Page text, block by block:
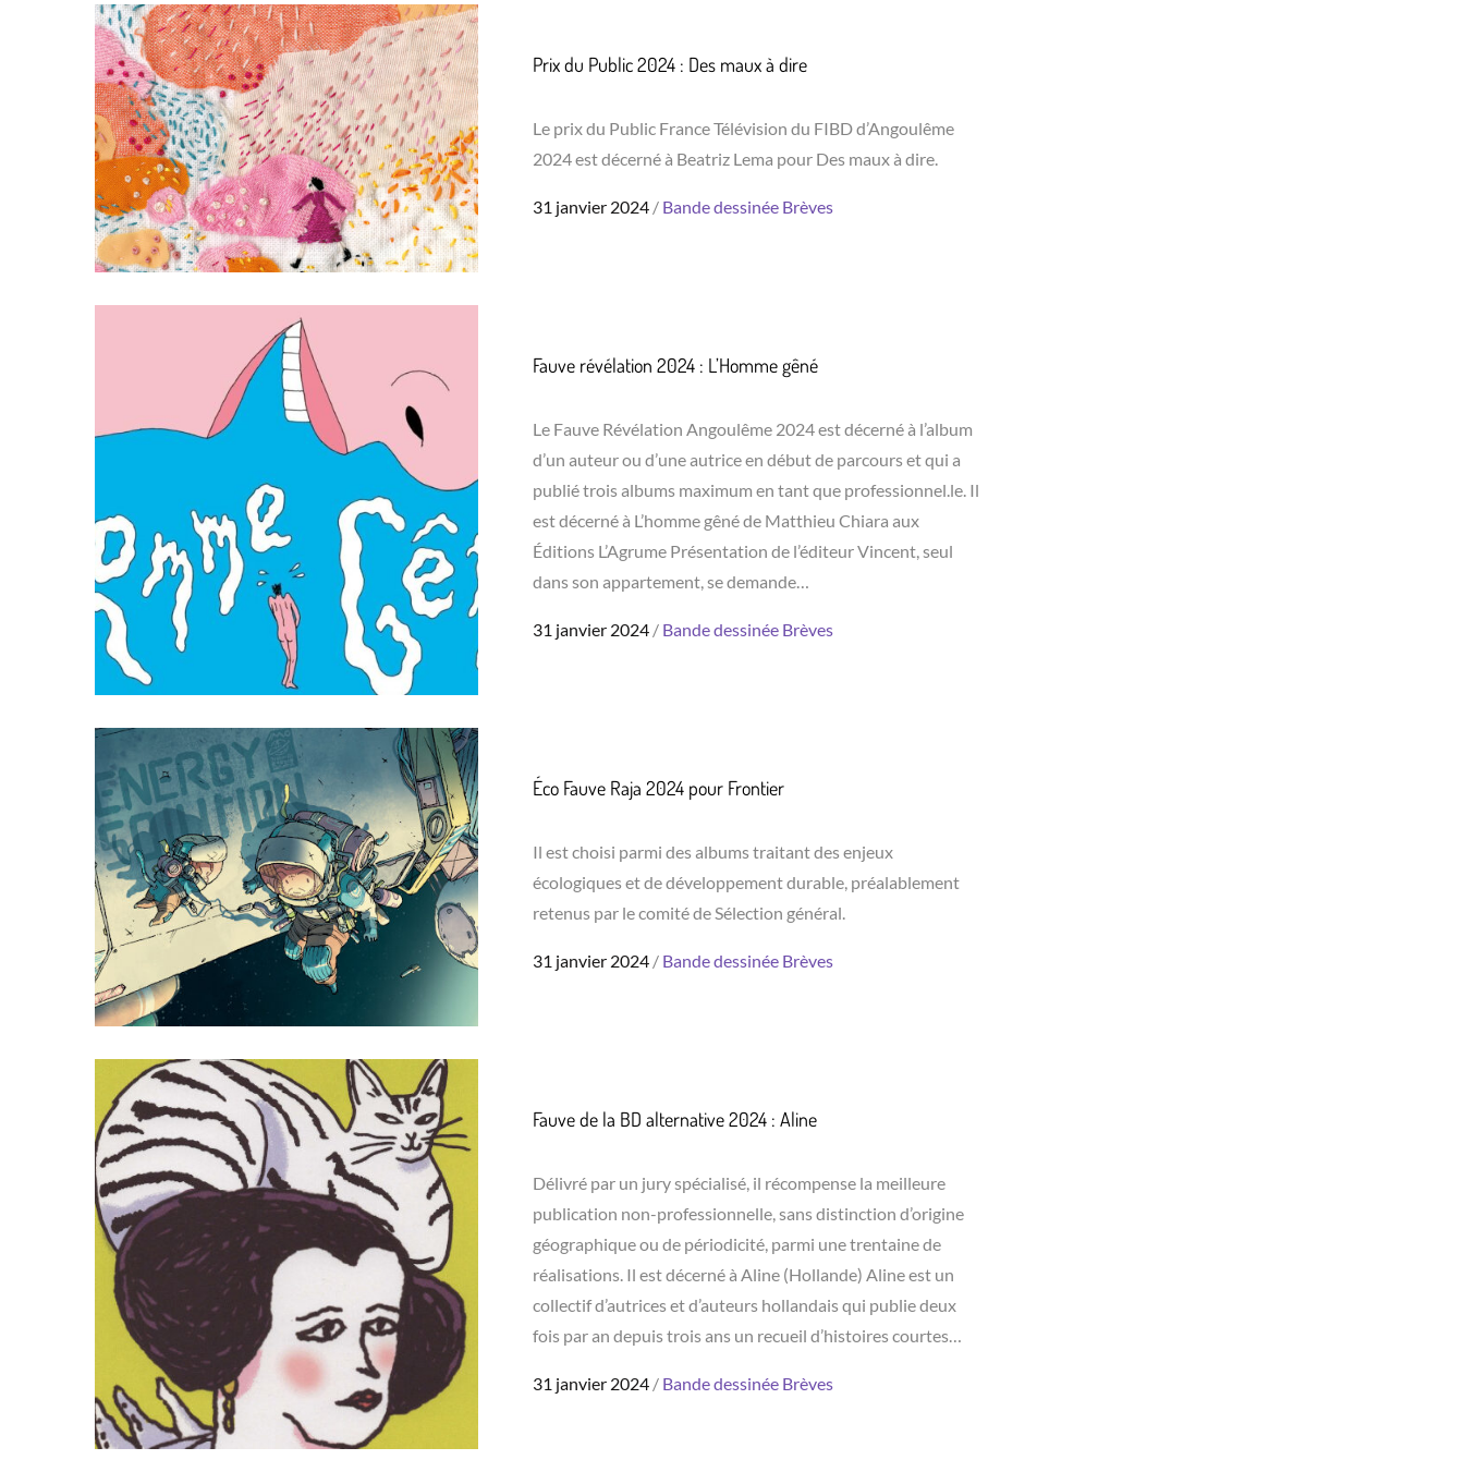
Prix du Public 2024 : Des maux à dire
Le prix du Public France Télévision du FIBD d’Angoulême
2024 est décerné à Beatriz Lema pour Des maux à dire.
Posted
31 janvier 2024 Bande dessinée Brèves
Fauve révélation 2024 : L’Homme gêné
Le Fauve Révélation Angoulême 2024 est décerné à l’album
d’un auteur ou d’une autrice en début de parcours et qui a
publié trois albums maximum en tant que professionnel.le. Il
est décerné à L’homme gêné de Matthieu Chiara aux
Éditions L’Agrume Présentation de l’éditeur Vincent, seul
dans son appartement, se demande…
Posted
31 janvier 2024 Bande dessinée Brèves
Éco Fauve Raja 2024 pour Frontier
Il est choisi parmi des albums traitant des enjeux
écologiques et de développement durable, préalablement
retenus par le comité de Sélection général.
Posted
31 janvier 2024 Bande dessinée Brèves
Fauve de la BD alternative 2024 : Aline
Délivré par un jury spécialisé, il récompense la meilleure
publication non-professionnelle, sans distinction d’origine
géographique ou de périodicité, parmi une trentaine de
réalisations. Il est décerné à Aline (Hollande) Aline est un
collectif d’autrices et d’auteurs hollandais qui publie deux
fois par an depuis trois ans un recueil d’histoires courtes…
Posted
31 janvier 2024 Bande dessinée Brèves